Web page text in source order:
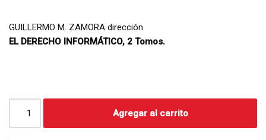
GUILLERMO M. ZAMORA dirección
EL DERECHO INFORMÁTICO, 2 Tomos.
Agregar al carrito